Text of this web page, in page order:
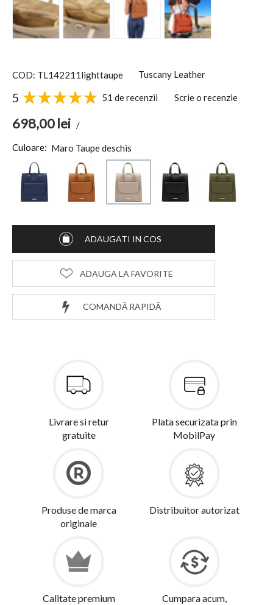
COD: TL142211lighttaupe Tuscany Leather
5 51 de recenzii Scrie o recenzie
698,00lei /
Culoare: Maro Taupe deschis
ADAUGATI IN COS
COMANDĂ RAPIDĂ
ADAUGA LA FAVORITE
Livrare si retur
gratuite
Plata securizata prin
MobilPay
Produse de marca
originale
Distribuitor autorizat
Calitate premium
Cumpara acum,